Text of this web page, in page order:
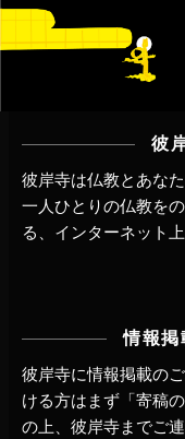
彼
彼岸寺は仏教とあな
一人ひとりの仏教を
る、インターネット上
情報掲
彼岸寺に情報掲載の
ける方はまず 「寄稿
の上、 彼岸寺までご